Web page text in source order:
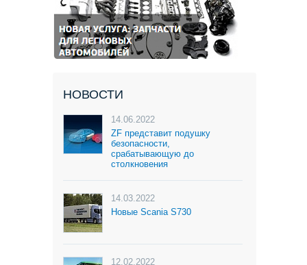
НОВОСТИ
14.06.2022
ZF представит подушку
безопасности,
срабатывающую до
столкновения
14.03.2022
Новые Scania S730
12.02.2022